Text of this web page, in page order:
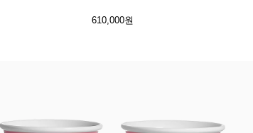
610,000원